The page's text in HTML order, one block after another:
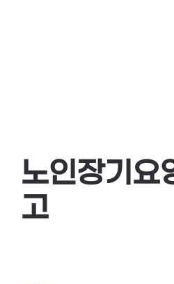
노인장기요
고